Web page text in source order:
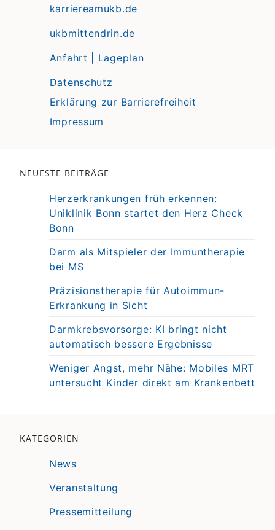
karriereamukb.de
ukbmittendrin.de
Anfahrt | Lageplan
Datenschutz
Erklärung zur Barrierefreiheit
Impressum
NEUESTE BEITRÄGE
Herzerkrankungen früh erkennen:
Uniklinik Bonn startet den Herz Check
Bonn
Darm als Mitspieler der Immuntherapie
bei MS
Präzisionstherapie für Autoimmun-
Erkrankung in Sicht
Darmkrebsvorsorge: KI bringt nicht
automatisch bessere Ergebnisse
Weniger Angst, mehr Nähe: Mobiles MRT
untersucht Kinder direkt am Krankenbett
KATEGORIEN
News
Veranstaltung
Pressemitteilung